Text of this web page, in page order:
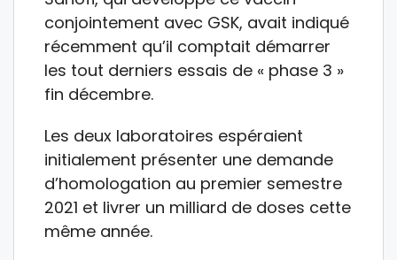
conjointement avec GSK, avait indiqué
récemment qu’il comptait démarrer
les tout derniers essais de « phase 3 »
fin décembre.
Les deux laboratoires espéraient
initialement présenter une demande
d’homologation au premier semestre
2021 et livrer un milliard de doses cette
même année.